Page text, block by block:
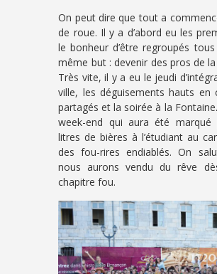
On peut dire que tout a
de roue. Il y a d’abord eu les
le bonheur d’être regroupés
même but : devenir des pros de
Très vite, il y a eu le jeudi
ville, les déguisements hauts en
partagés et la soirée à la
week-end qui aura été
litres de bières à l’étudiant au
des fou-rires endiablés. On
nous aurons vendu du rêve
chapitre fou.